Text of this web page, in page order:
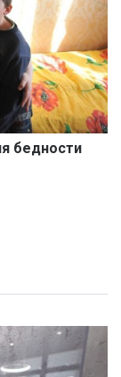
бедности